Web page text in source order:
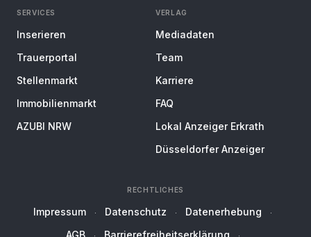
SERVICES
Inserieren
Trauerportal
Stellenmarkt
Immobilienmarkt
AZUBI NRW
VERLAG
Mediadaten
Team
Karriere
FAQ
Lokal Anzeiger Erkrath
Düsseldorfer Anzeiger
RECHTLICHES
Impressum Datenschutz
Datenerhebung